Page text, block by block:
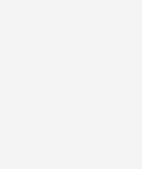
an Solarpark-
im Erbfall hohe
(BDEW) hat
Hintergrund ist
Flächen für